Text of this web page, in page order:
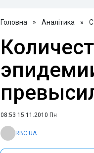
Головна » Аналітика »
08:53 15.11.2010 Пн
RBC.UA